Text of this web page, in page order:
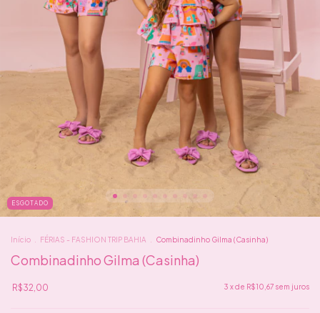
ESGOTADO
Início FÉRIAS - FASHION TRIP BAHIA Combinadinho Gilma (Casinha)
Combinadinho Gilma (Casinha)
R$32,00 3 x de R$10,67 sem juros